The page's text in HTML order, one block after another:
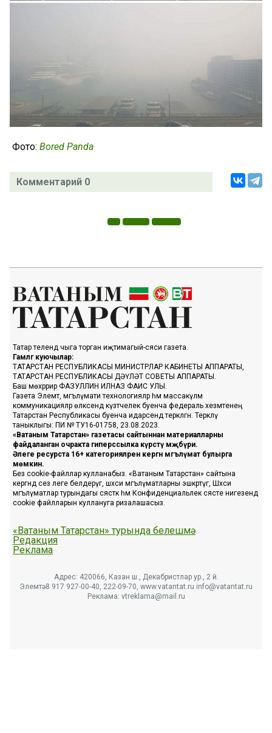
Фото: Bored Panda
Комментарий 0
Татар телендә чыга торган иҗтимагый-сәяси газета.
Гамәлгә куючылар:
ТАТАРСТАН РЕСПУБЛИКАСЫ МИНИСТРЛАР КАБИНЕТЫ АППАРАТЫ,
ТАТАРСТАН РЕСПУБЛИКАСЫ ДӘҮЛӘТ СОВЕТЫ АППАРАТЫ.
Баш мөхәррир ФАЗУЛЛИН ИЛНАЗ ФАИС УЛЫ.
Газета Элемтә, мәгълүмати технологияләр һәм массакүләм
коммуникацияләр өлкәсендә күзәтчелек буенча федераль хезмәтенең
Татарстан Республикасы буенча идарәсендә теркәлгән. Теркәлү
таныклыгы: ПИ № ТУ16-01758, 23.08.2023.
«Ватаным Татарстан» газетасы сайтыннан материалларны
файдаланган очракта гиперссылка күрсәтү мәҗбүри.
Әлеге ресурста 16+ категорияләренә кергән мәгълүмат булырга
мөмкин.
Без cookie-файллар кулланабыз. «Ватаным Татарстан» сайтына
кергәндә сез әлеге белдерүгә, шәхси мәгълүматларны эшкәртүгә, Шәхси
мәгълүматлар турындагы сәясәткә һәм Конфиденциальлек сәясәте нигезендә
cookie файлларын куллануга ризалашасыз.
«Ватаным Татарстан» турында белешмә
Редакция
Реклама
Адрес: 420066, Казан ш., Декабристлар ур., 2 й.
Элемтә: 8 917 927-00-40, 222-09-70, www.vatantat.ru info@vatantat.ru
Реклама: vtreklama@mail.ru